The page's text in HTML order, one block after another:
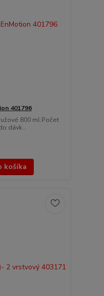
401796
800 ml.Počet
dávk...
košíka